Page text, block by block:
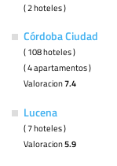
( 2 hoteles )
Córdoba Ciudad
( 108 hoteles )
( 4 apartamentos )
Valoracion7.4
Lucena
( 7 hoteles )
Valoracion5.9